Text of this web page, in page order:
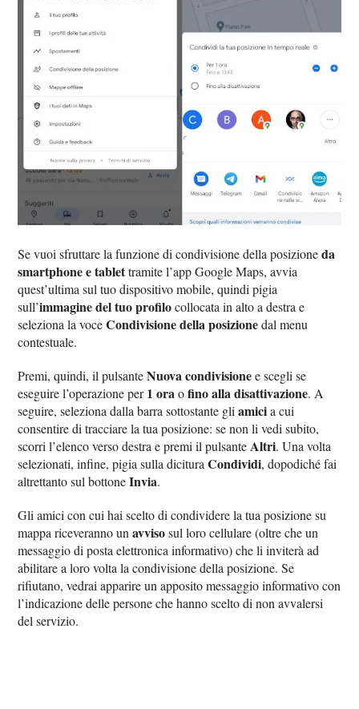
Se vuoi sfruttare la funzione di condivisione della posizioneda
smartphone e tablettramite l’app Google Maps, avvia
quest’ultima sul tuo dispositivo mobile, quindi pigia
sull’immagine del tuo profilocollocata in alto a destra e
seleziona la voceCondivisione della posizionedal menu
contestuale.
Premi, quindi, il pulsanteNuova condivisionee scegli se
eseguire l’operazione per1 oraofino alla disattivazione. A
seguire, seleziona dalla barra sottostante gliamicia cui
consentire di tracciare la tua posizione: se non li vedi subito,
scorri l’elenco verso destra e premi il pulsante Altri. Una volta
selezionati, infine, pigia sulla dicituraCondividi, dopodiché fai
altrettanto sul bottoneInvia.
Gli amici con cui hai scelto di condividere la tua posizione su
mappa riceveranno unavvisosul loro cellulare (oltre che un
messaggio di posta elettronica informativo) che li inviterà ad
abilitare a loro volta la condivisione della posizione. Se
rifiutano, vedrai apparire un apposito messaggio informativo con
l’indicazione delle persone che hanno scelto di non avvalersi
del servizio.